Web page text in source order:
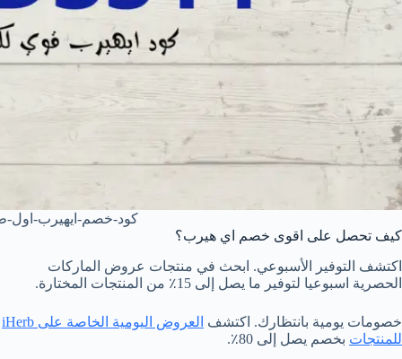
كود-خصم-ايهيرب-
كيف تحصل على اقوى خصم اي هيرب؟
اكتشف التوفير الأسبوعي. ابحث في منتجات عروض الماركات
الحصرية اسبوعيا لتوفير ما يصل إلى 15٪ من المنتجات المختارة.
خصومات يومية بانتظارك. اكتشف
العروض اليومية الخاصة على iHerb
للمنتجات بخصم يصل إلى 80٪.